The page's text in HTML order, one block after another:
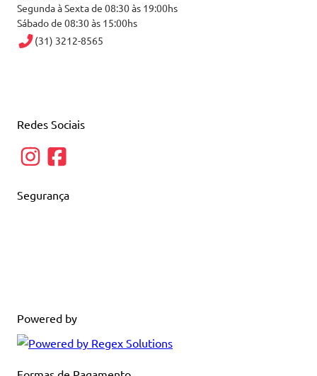
Segunda à Sexta de 08:30 às 19:00hs
Sábado de 08:30 às 15:00hs
(31) 3212-8565
Redes Sociais
Segurança
Powered by